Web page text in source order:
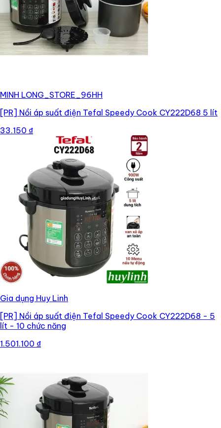
MINH LONG_STORE_96HH
[PR] Nồi áp suất điện Tefal Speedy Cook CY222D68 5 lít
33.150 ₫
Gia dụng Huy Linh
[PR] Nồi áp suất điện Tefal Speedy Cook CY222D68 - 5
lít - 10 chức năng
1.501.100 ₫